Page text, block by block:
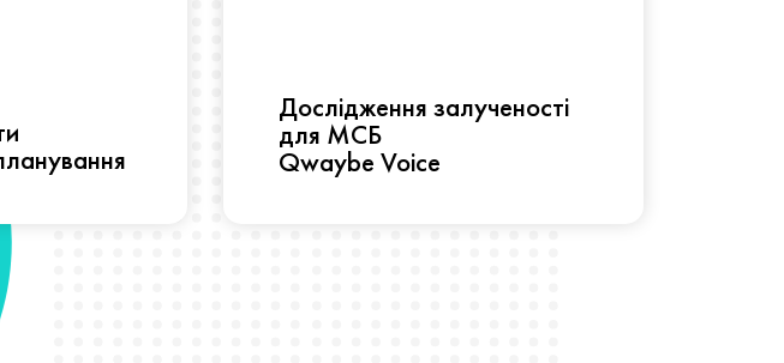
Дослідження залученості
для МСБ
Qwaybe Voice